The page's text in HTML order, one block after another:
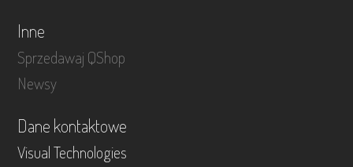
Inne
Sprzedawaj QShop
Newsy
Dane kontaktowe
Visual Technologies